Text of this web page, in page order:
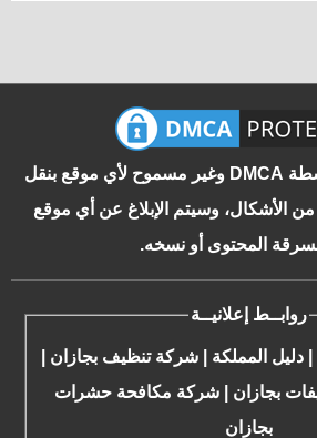
هذا الموقع محمي بواسطة DMCA وغير مسموح لأي موقع بنقل
الأشكال، وسيتم الإبلاغ عن أي موقع
المحتوى أو نسخه.
روابــط إعلانيــة
دليل المملكة شركة تنظيف بجازان
بجازان
شركة مكافحة حشرات
بجازان